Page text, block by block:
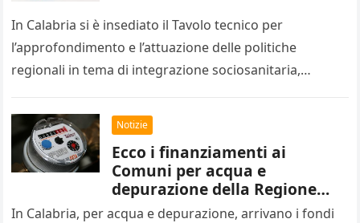
In Calabria si è insediato il Tavolo tecnico per
l’approfondimento e l’attuazione delle politiche
regionali in tema di integrazione sociosanitaria,
Notizie
Ecco i finanziamenti ai
Comuni per acqua e
depurazione della Regione
Calabria
In Calabria, per acqua e depurazione, arrivano i fondi